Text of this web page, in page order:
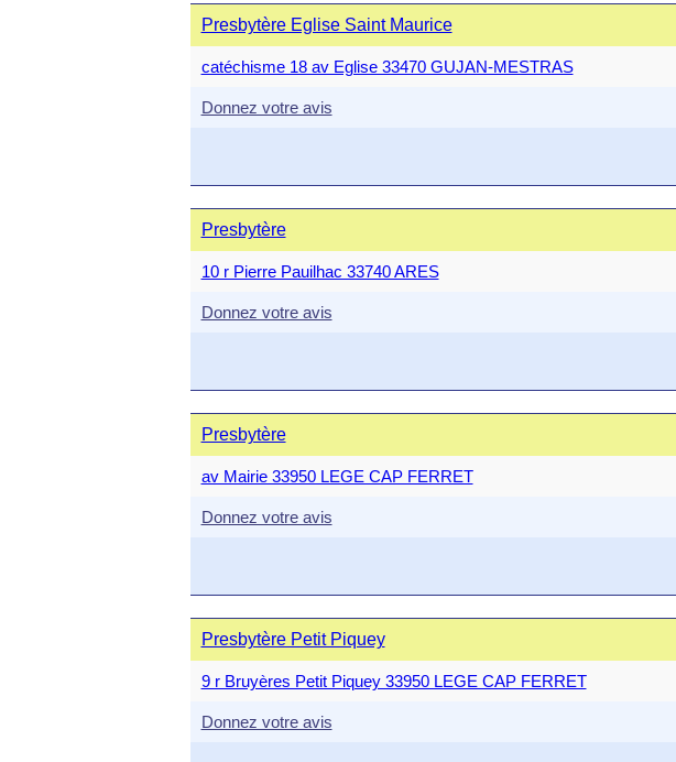
Presbytère Eglise Saint Maurice
catéchisme 18 av Eglise 33470 GUJAN-MESTRAS
Donnez votre avis
Presbytère
10 r Pierre Pauilhac 33740 ARES
Donnez votre avis
Presbytère
av Mairie 33950 LEGE CAP FERRET
Donnez votre avis
Presbytère Petit Piquey
9 r Bruyères Petit Piquey 33950 LEGE CAP FERRET
Donnez votre avis